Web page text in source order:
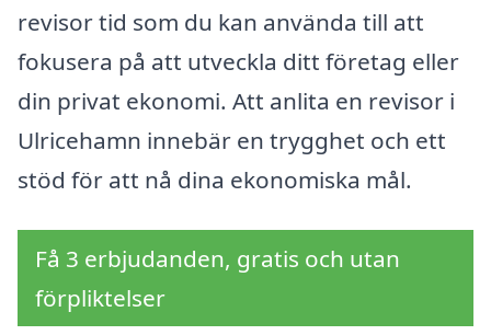
revisor tid som du kan använda till att
fokusera på att utveckla ditt företag eller
din privat ekonomi. Att anlita en revisor i
Ulricehamn innebär en trygghet och ett
stöd för att nå dina ekonomiska mål.
Få 3 erbjudanden, gratis och utan
förpliktelser